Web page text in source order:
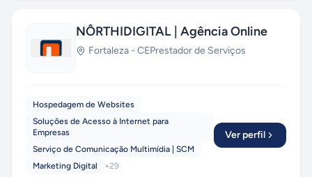
NÔRTHIDIGITAL | Agência Online
Fortaleza - CEPrestador de Serviços
Hospedagem de Websites
Soluções de Acesso à Internet para
Empresas
Serviço de Comunicação Multimídia | SCM
Marketing Digital
+29
Ver perfil